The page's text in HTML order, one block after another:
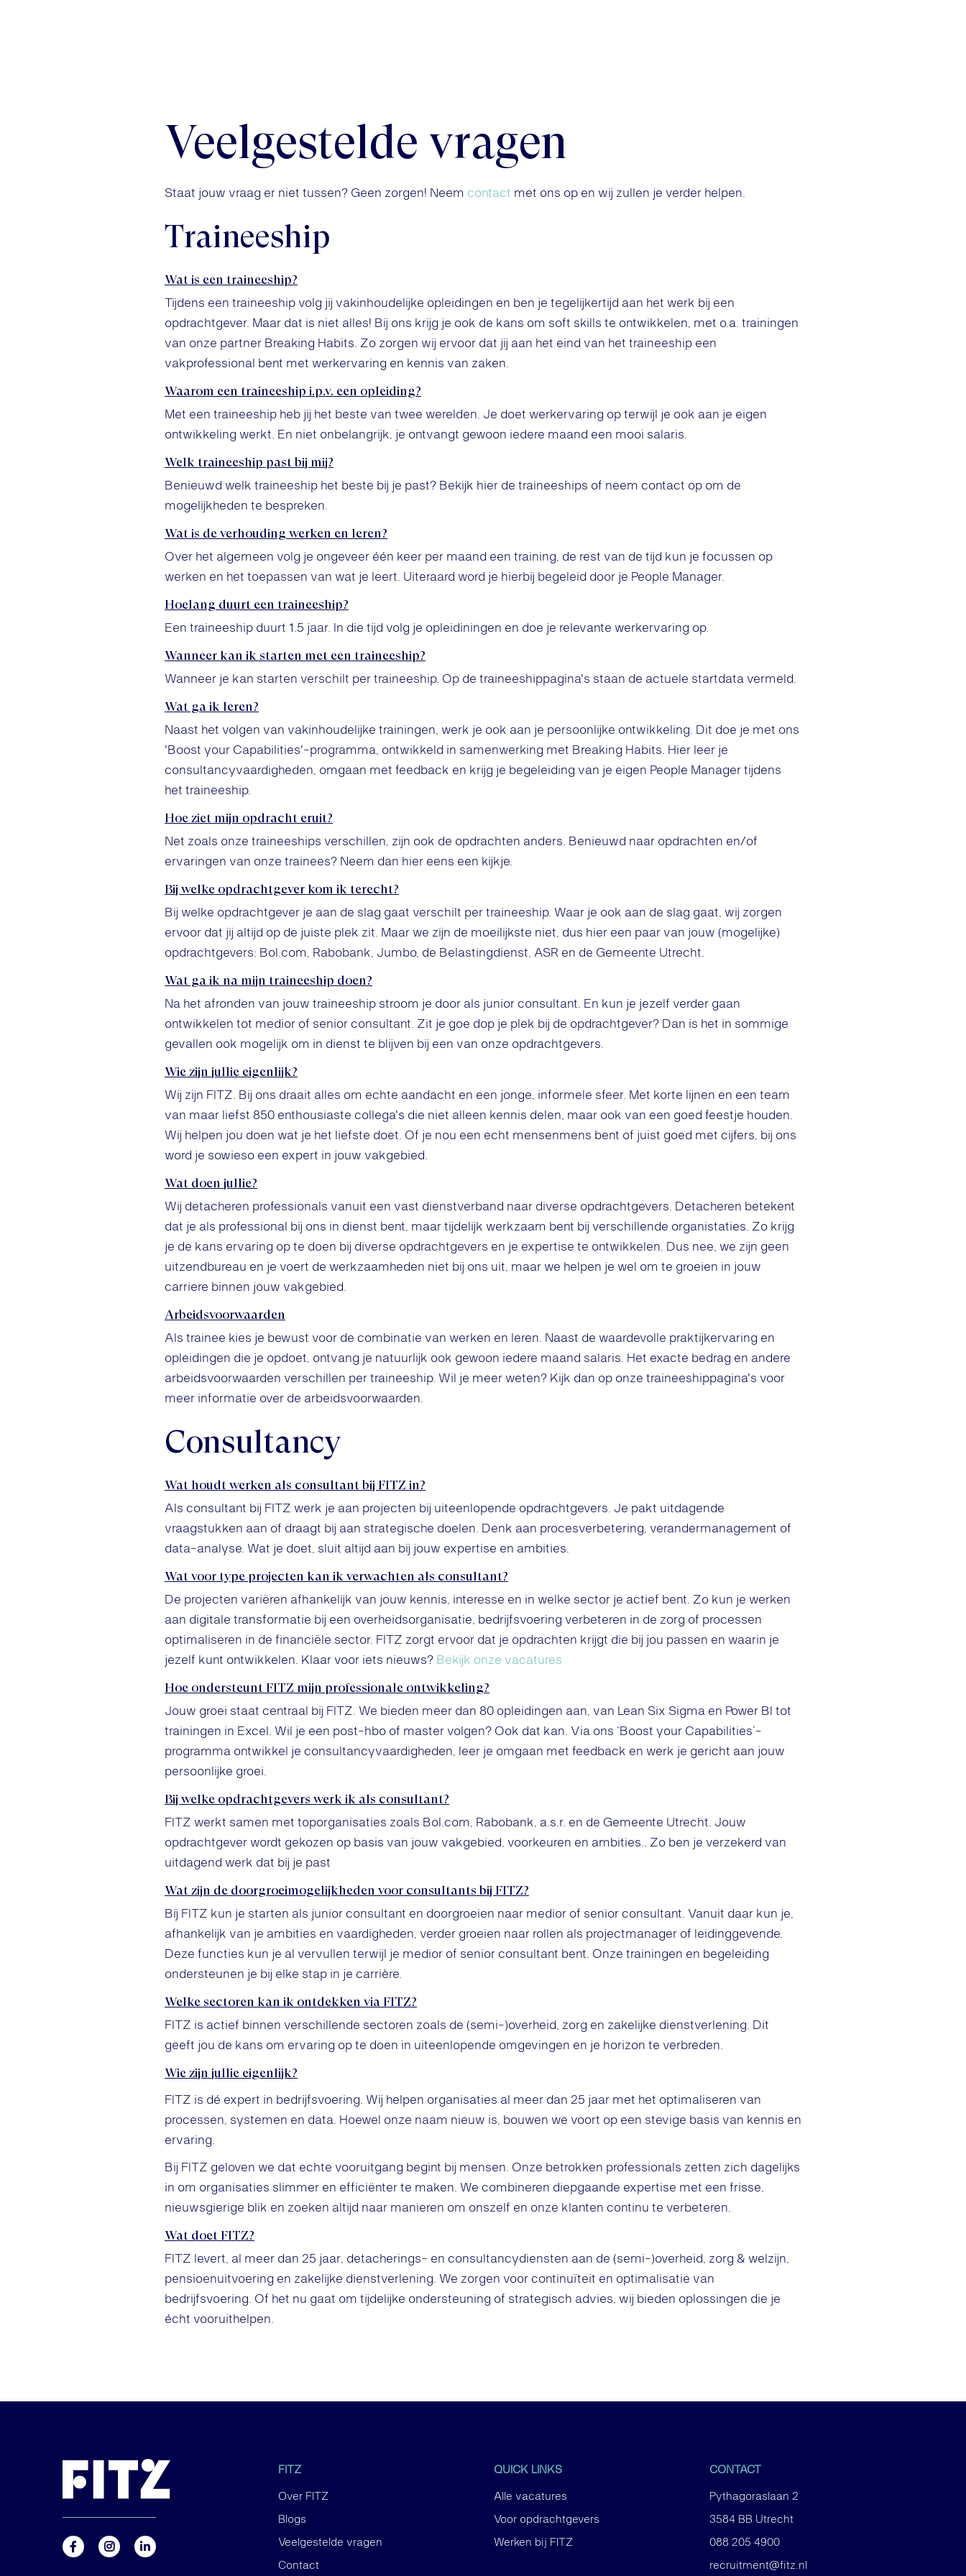
Veelgestelde vragen
Staat jouw vraag er niet tussen? Geen zorgen! Neem contact met ons op en wij zullen je verder helpen.
Traineeship
Wat is een traineeship?
Tijdens een traineeship volg jij vakinhoudelijke opleidingen en ben je tegelijkertijd aan het werk bij een
opdrachtgever. Maar dat is niet alles! Bij ons krijg je ook de kans om soft skills te ontwikkelen, met o.a. trainingen
van onze partner Breaking Habits. Zo zorgen wij ervoor dat jij aan het eind van het traineeship een
vakprofessional bent met werkervaring en kennis van zaken.
Waarom een traineeship i.p.v. een opleiding?
Met een traineeship heb jij het beste van twee werelden. Je doet werkervaring op terwijl je ook aan je eigen
ontwikkeling werkt. En niet onbelangrijk, je ontvangt gewoon iedere maand een mooi salaris.
Welk traineeship past bij mij?
Benieuwd welk traineeship het beste bij je past? Bekijk hier de traineeships of neem contact op om de
mogelijkheden te bespreken.
Wat is de verhouding werken en leren?
Over het algemeen volg je ongeveer één keer per maand een training, de rest van de tijd kun je focussen op
werken en het toepassen van wat je leert. Uiteraard word je hierbij begeleid door je People Manager.
Hoelang duurt een traineeship?
Een traineeship duurt 1.5 jaar. In die tijd volg je opleidiningen en doe je relevante werkervaring op.
Wanneer kan ik starten met een traineeship?
Wanneer je kan starten verschilt per traineeship. Op de traineeshippagina's staan de actuele startdata vermeld.
Wat ga ik leren?
Naast het volgen van vakinhoudelijke trainingen, werk je ook aan je persoonlijke ontwikkeling. Dit doe je met ons
'Boost your Capabilities'-programma, ontwikkeld in samenwerking met Breaking Habits. Hier leer je
consultancyvaardigheden, omgaan met feedback en krijg je begeleiding van je eigen People Manager tijdens
het traineeship.
Hoe ziet mijn opdracht eruit?
Net zoals onze traineeships verschillen, zijn ook de opdrachten anders. Benieuwd naar opdrachten en/of
ervaringen van onze trainees? Neem dan hier eens een kijkje.
Bij welke opdrachtgever kom ik terecht?
Bij welke opdrachtgever je aan de slag gaat verschilt per traineeship. Waar je ook aan de slag gaat, wij zorgen
ervoor dat jij altijd op de juiste plek zit. Maar we zijn de moeilijkste niet, dus hier een paar van jouw (mogelijke)
opdrachtgevers: Bol.com, Rabobank, Jumbo, de Belastingdienst, ASR en de Gemeente Utrecht.
Wat ga ik na mijn traineeship doen?
Na het afronden van jouw traineeship stroom je door als junior consultant. En kun je jezelf verder gaan
ontwikkelen tot medior of senior consultant. Zit je goe dop je plek bij de opdrachtgever? Dan is het in sommige
gevallen ook mogelijk om in dienst te blijven bij een van onze opdrachtgevers.
Wie zijn jullie eigenlijk?
Wij zijn FITZ. Bij ons draait alles om echte aandacht en een jonge, informele sfeer. Met korte lijnen en een team
van maar liefst 850 enthousiaste collega's die niet alleen kennis delen, maar ook van een goed feestje houden.
Wij helpen jou doen wat je het liefste doet. Of je nou een echt mensenmens bent of juist goed met cijfers, bij ons
word je sowieso een expert in jouw vakgebied.
Wat doen jullie?
Wij detacheren professionals vanuit een vast dienstverband naar diverse opdrachtgevers. Detacheren betekent
dat je als professional bij ons in dienst bent, maar tijdelijk werkzaam bent bij verschillende organistaties. Zo krijg
je de kans ervaring op te doen bij diverse opdrachtgevers en je expertise te ontwikkelen. Dus nee, we zijn geen
uitzendbureau en je voert de werkzaamheden niet bij ons uit, maar we helpen je wel om te groeien in jouw
carriere binnen jouw vakgebied.
Arbeidsvoorwaarden
Als trainee kies je bewust voor de combinatie van werken en leren. Naast de waardevolle praktijkervaring en
opleidingen die je opdoet, ontvang je natuurlijk ook gewoon iedere maand salaris. Het exacte bedrag en andere
arbeidsvoorwaarden verschillen per traineeship. Wil je meer weten? Kijk dan op onze traineeshippagina's voor
meer informatie over de arbeidsvoorwaarden.
Consultancy
Wat houdt werken als consultant bij FITZ in?
Als consultant bij FITZ werk je aan projecten bij uiteenlopende opdrachtgevers. Je pakt uitdagende
vraagstukken aan of draagt bij aan strategische doelen. Denk aan procesverbetering, verandermanagement of
data-analyse. Wat je doet, sluit altijd aan bij jouw expertise en ambities.
Wat voor type projecten kan ik verwachten als consultant?
De projecten variëren afhankelijk van jouw kennis, interesse en in welke sector je actief bent. Zo kun je werken
aan digitale transformatie bij een overheidsorganisatie, bedrijfsvoering verbeteren in de zorg of processen
optimaliseren in de financiële sector. FITZ zorgt ervoor dat je opdrachten krijgt die bij jou passen en waarin je
jezelf kunt ontwikkelen. Klaar voor iets nieuws? Bekijk onze vacatures
Hoe ondersteunt FITZ mijn professionale ontwikkeling?
Jouw groei staat centraal bij FITZ. We bieden meer dan 80 opleidingen aan, van Lean Six Sigma en Power BI tot
trainingen in Excel. Wil je een post-hbo of master volgen? Ook dat kan. Via ons ‘Boost your Capabilities’-
programma ontwikkel je consultancyvaardigheden, leer je omgaan met feedback en werk je gericht aan jouw
persoonlijke groei.
Bij welke opdrachtgevers werk ik als consultant?
FITZ werkt samen met toporganisaties zoals Bol.com, Rabobank, a.s.r. en de Gemeente Utrecht. Jouw
opdrachtgever wordt gekozen op basis van jouw vakgebied, voorkeuren en ambities.. Zo ben je verzekerd van
uitdagend werk dat bij je past
Wat zijn de doorgroeimogelijkheden voor consultants bij FITZ?
Bij FITZ kun je starten als junior consultant en doorgroeien naar medior of senior consultant. Vanuit daar kun je,
afhankelijk van je ambities en vaardigheden, verder groeien naar rollen als projectmanager of leidinggevende.
Deze functies kun je al vervullen terwijl je medior of senior consultant bent. Onze trainingen en begeleiding
ondersteunen je bij elke stap in je carrière.
Welke sectoren kan ik ontdekken via FITZ?
FITZ is actief binnen verschillende sectoren zoals de (semi-)overheid, zorg en zakelijke dienstverlening. Dit
geeft jou de kans om ervaring op te doen in uiteenlopende omgevingen en je horizon te verbreden.
Wie zijn jullie eigenlijk?
FITZ is dé expert in bedrijfsvoering. Wij helpen organisaties al meer dan 25 jaar met het optimaliseren van
processen, systemen en data. Hoewel onze naam nieuw is, bouwen we voort op een stevige basis van kennis en
ervaring.
Bij FITZ geloven we dat echte vooruitgang begint bij mensen. Onze betrokken professionals zetten zich dagelijks
in om organisaties slimmer en efficiënter te maken. We combineren diepgaande expertise met een frisse,
nieuwsgierige blik en zoeken altijd naar manieren om onszelf en onze klanten continu te verbeteren.
Wat doet FITZ?
FITZ levert, al meer dan 25 jaar, detacherings- en consultancydiensten aan de (semi-)overheid, zorg & welzijn,
pensioenuitvoering en zakelijke dienstverlening. We zorgen voor continuïteit en optimalisatie van
bedrijfsvoering. Of het nu gaat om tijdelijke ondersteuning of strategisch advies, wij bieden oplossingen die je
écht vooruithelpen.
FITZ
Over FITZ
Blogs
Veelgestelde vragen
Contact
QUICK LINKS
Alle vacatures
Voor opdrachtgevers
Werken bij FITZ
CONTACT
Pythagoraslaan 2
3584 BB Utrecht
088 205 4900
recruitment@fitz.nl